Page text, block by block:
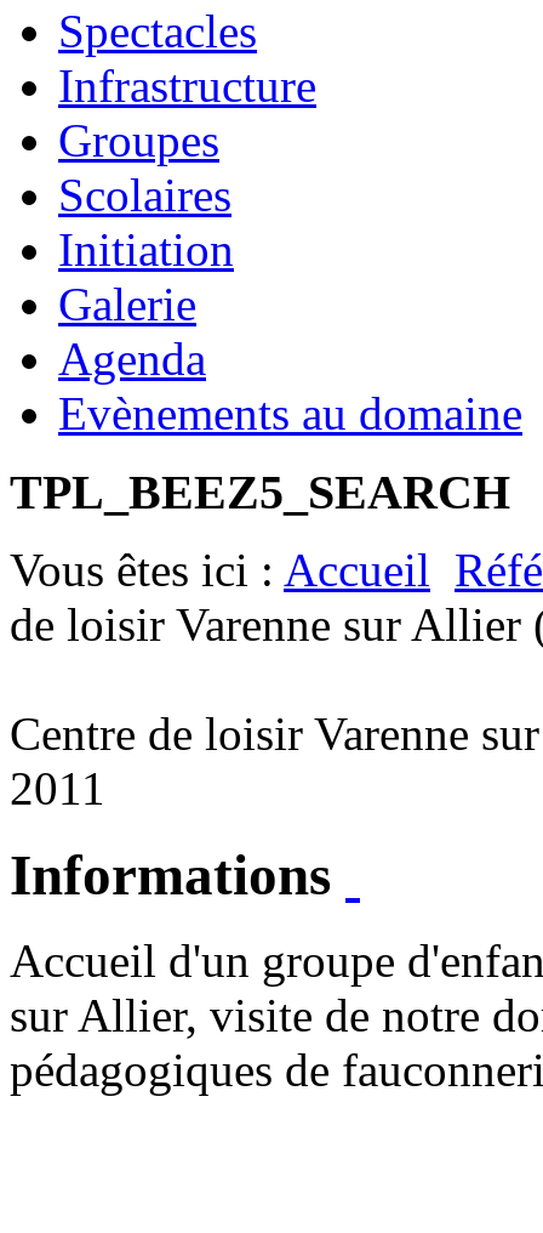
Spectacles
Infrastructure
Groupes
Scolaires
Initiation
Galerie
Agenda
Evènements au domaine
TPL_BEEZ5_SEARCH
Vous êtes ici : Accueil
de loisir Varenne sur Allier
Centre de loisir Varenne
2011
Informations
Accueil d'un groupe
sur Allier, visite de notre
pédagogiques de